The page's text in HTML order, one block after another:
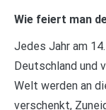
Wie feiert man
Jedes Jahr am
Deutschland und
Welt werden an
verschenkt,